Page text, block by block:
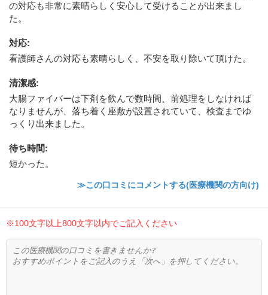
の対応も非常に素晴らしく安心して受けることが出来まし
た。
対応:
看護師さんの対応も素晴らしく、不安を取り除いて頂けた。
清潔感:
大腸ファイバーは下剤を飲んで数時間、前処理をしなければ
なりませんが、落ち着く座敷が設置されていて、検査までゆ
っくり出来ました。
待ち時間:
短かった。
≫この口コミにコメントする(医療機関の方向け)
※100文字以上800文字以内でご記入ください